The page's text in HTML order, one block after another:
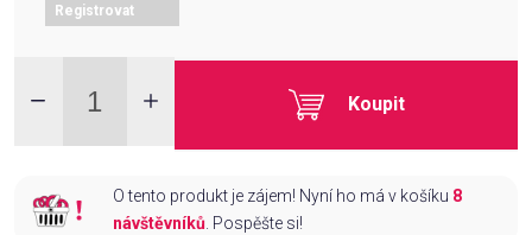
Registrovat
Koupit
O tento produkt je zájem! Nyní ho má v košíku 8
návštěvníků. Pospěšte si!